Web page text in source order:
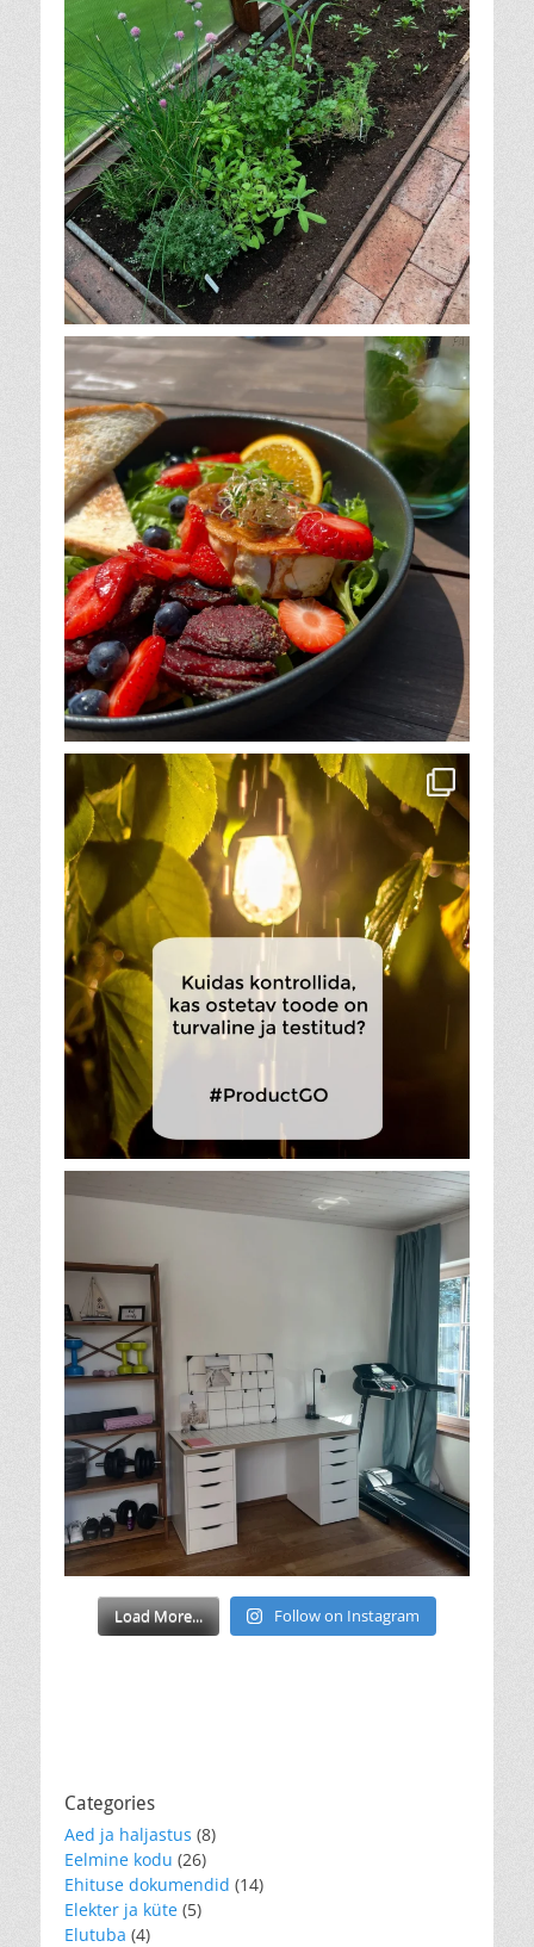
Load More... Follow on Instagram
Categories
Aed ja haljastus (8)
Eelmine kodu (26)
Ehituse dokumendid (14)
Elekter ja küte (5)
Elutuba (4)